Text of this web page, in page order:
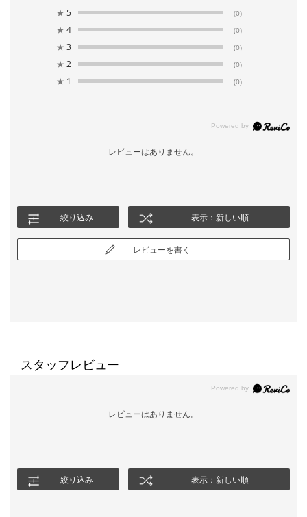
★ 5 (0)
★ 4 (0)
★ 3 (0)
★ 2 (0)
★ 1 (0)
レビューはありません。
絞り込み 表示：新しい順
レビューを書く
スタッフレビュー
レビューはありません。
絞り込み 表示：新しい順